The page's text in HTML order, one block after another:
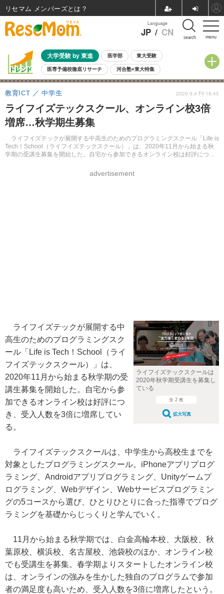
menu
Language
JP / CN search
大学受験 by 東進 医学部 東大受験
医専予備校徹底リサーチ 河合塾×東大特集
親子で考える大学選び 高校受験 中学受験 小学校受験
共通テスト 夏休み
8月開催イベント・WS 全国公立高校 過去問 人気記事
自由研究教材（小学生向け） 自由研究教材（中学生向け）
ライフイズテックスクール、オンライン校3倍
増席…秋学期生募集
ライフイズテックが展開する中高生のためのプログラミングスクール「Life is
Tech！School（ライフイズテックスクール）」は、2020年11月から始まる秋
学期の受講生募集を開始した。自宅から参加できるオンライン校は好評につ
教育ICT 中学生
advertisement
2020.9.4 Fri 18:45
ライフイズテックスクールは
2020年秋学期受講生を募集し
ている
全 2 枚
拡大写真
ライフイズテックが展開する中
高生のためのプログラミングスク
ール「Life is Tech！School（ライ
フイズテックスクール）」は、
2020年11月から始まる秋学期の受
講生募集を開始した。自宅から参
加できるオンライン校は好評につ
き、受入人数を3倍に増席してい
る。
ライフイズテックスクールは、中学生から高校生までを
対象としたプログラミングスクール。iPhoneアプリプログ
ラミング、Androidアプリプログラミング、Unityゲームプ
ログラミング、Webデザイン、Webサービスプログラミン
グの5コースから選び、ひとりひとりに合った指導でプログ
ラミングを基礎からじっくりと学んでいく。
11月から始まる秋学期では、白金高輪本校、大阪校、秋
葉原校、横浜校、名古屋校、池袋校のほか、オンライン校
でも受講生を募集。春学期よりスタートしたオンライン校
は、オンラインの強みを生かした独自のプログラムで参加
者の満足度も高いため、受入人数を3倍に増席したという。
リセマム メンバーズ